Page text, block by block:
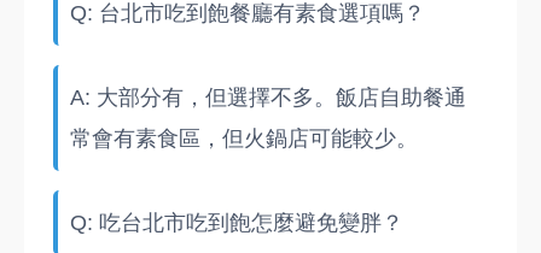
Q: 台北市吃到飽餐廳有素食選項嗎？
A: 大部分有，但選擇不多。飯店自助餐通
常會有素食區，但火鍋店可能較少。
Q: 吃台北市吃到飽怎麼避免變胖？